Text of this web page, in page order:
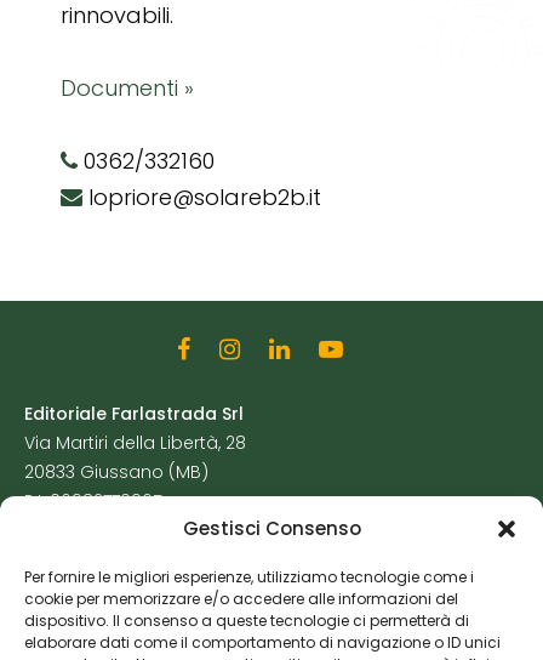
Gestisci Consenso
Per fornire le migliori esperienze, utilizziamo tecnologie come i
cookie per memorizzare e/o accedere alle informazioni del
dispositivo. Il consenso a queste tecnologie ci permetterà di
elaborare dati come il comportamento di navigazione o ID unici
rinnovabili.
Documenti »
0362/332160
lopriore@solareb2b.it
Editoriale Farlastrada Srl
Via Martiri della Libertà, 28
20833 Giussano (MB)
P.I. 06982770965
Cookie Policy
Risorse Aggiuntive